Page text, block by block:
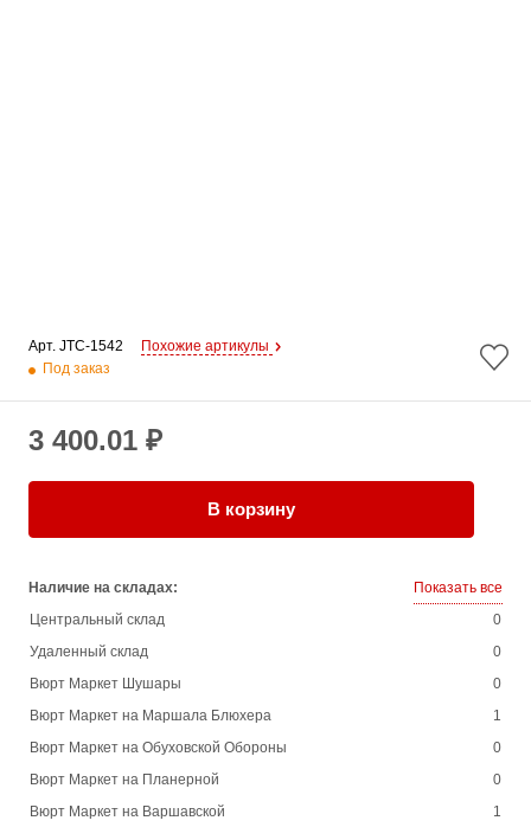
Арт. JTC-1542
Похожие артикулы
Под заказ
3 400.01 ₽
В корзину
Наличие на складах:
Показать все
Центральный склад
0
Удаленный склад
0
Вюрт Маркет Шушары
0
Вюрт Маркет на Маршала Блюхера
1
Вюрт Маркет на Обуховской Обороны
0
Вюрт Маркет на Планерной
0
Вюрт Маркет на Варшавской
1